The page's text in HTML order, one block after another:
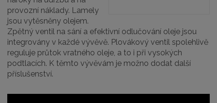
provozní náklady. Lamely
jsou vytěsněny olejem.
Zpětný ventil na sání a efektivní odlučování oleje jsou
integrovány v každé vývěvě. Plovákový ventil spolehlivě
reguluje průtok vratného oleje, a to i při vysokých
podtlacích. K těmto vývěvám je možno dodat další
příslušenství.